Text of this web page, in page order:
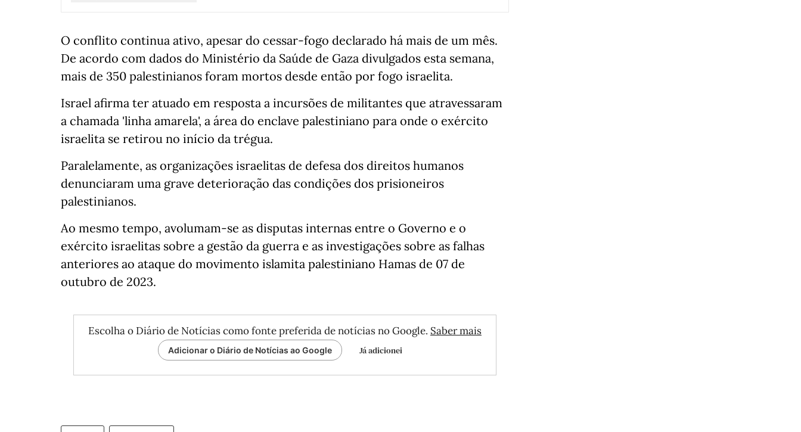
O conflito continua ativo, apesar do cessar-fogo declarado há mais de um mês.
De acordo com dados do Ministério da Saúde de Gaza divulgados esta semana,
mais de 350 palestinianos foram mortos desde então por fogo israelita.
Israel afirma ter atuado em resposta a incursões de militantes que atravessaram
a chamada 'linha amarela', a área do enclave palestiniano para onde o exército
israelita se retirou no início da trégua.
Paralelamente, as organizações israelitas de defesa dos direitos humanos
denunciaram uma grave deterioração das condições dos prisioneiros
palestinianos.
Ao mesmo tempo, avolumam-se as disputas internas entre o Governo e o
exército israelitas sobre a gestão da guerra e as investigações sobre as falhas
anteriores ao ataque do movimento islamita palestiniano Hamas de 07 de
outubro de 2023.
Escolha o Diário de Notícias como fonte preferida de notícias no Google. Saber mais
Adicionar o Diário de Notícias ao Google Já adicionei